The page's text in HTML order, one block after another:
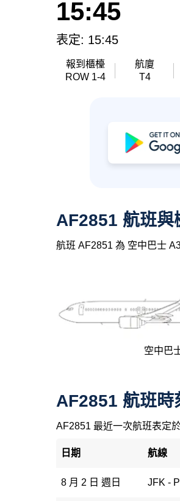
15:45
表定: 15:45
報到櫃檯
ROW 1-4
航廈
T4
AF2851 航班與
航班 AF2851 為 空中巴士
空中巴
AF2851 航班時
AF2851 最近一次航班表定
日期 航線
8 月 2 日 週日 JFK -